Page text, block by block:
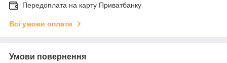
Передоплата на карту Приватбанку
Всі умови оплати
Умови повернення